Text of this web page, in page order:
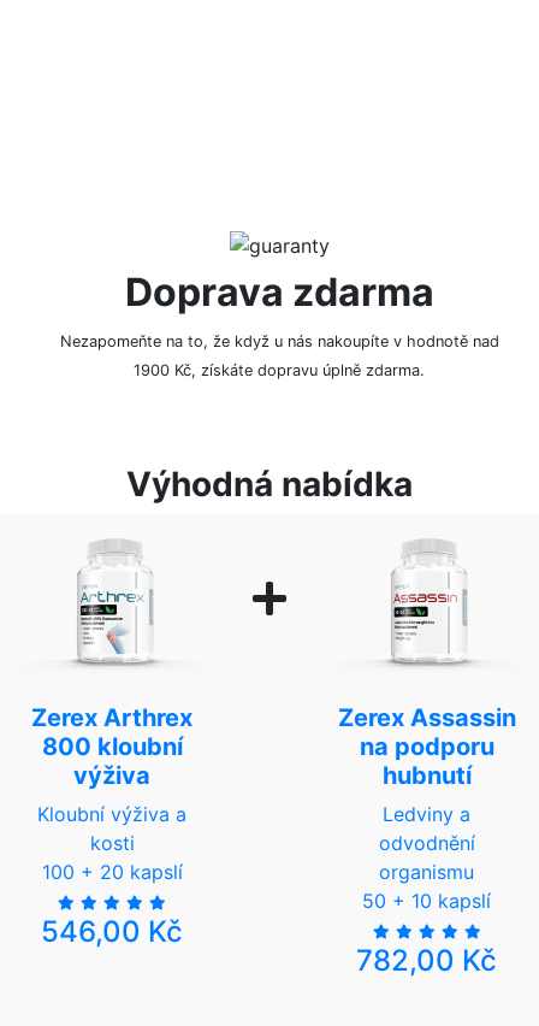
Doprava zdarma
Nezapomeňte na to, že když u nás nakoupíte v hodnotě nad
1900 Kč, získáte dopravu úplně zdarma.
Výhodná nabídka
Zerex Arthrex
800 kloubní
výživa
Kloubní výživa a
kosti
100 + 20 kapslí
546,00 Kč
Zerex Assassin
na podporu
hubnutí
Ledviny a
odvodnění
organismu
50 + 10 kapslí
782,00 Kč